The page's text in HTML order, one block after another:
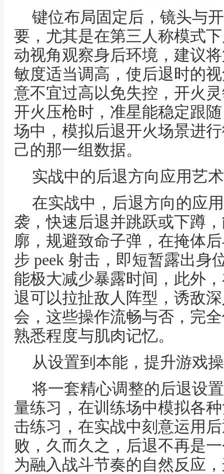
键位布局固定后，镜头与
要，尤其是在第三人称模式
动视角观察身后环境，建议
敏度适当调高，使后退时的
意不宜过高以免失控，开火
开火压枪时，准星能稳定跟
场中，模拟后退开火场景进
己的那一组数据。
实战中的后退方向应用艺术
在实战中，后退方向的应
袭，快速后退并跳跃或下蹲
廓，规避致命子弹，在掩体
步 peek 射击，即短暂露出身
能极大减少暴露时间，此外
退可以拉扯敌人阵型，诱敌
会，这些操作流畅与否，完
熟悉程度与肌肉记忆。
从设置到本能，提升游戏
将一套精心调整的后退设
量练习，在训练场中模拟各
击练习，在实战中刻意运用
败，久而久之，后退不再是
为融入战斗节奏的自然反应